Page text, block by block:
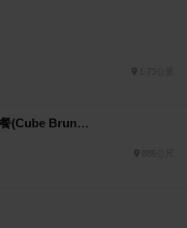
丘比手作土司早午餐(Cube Brunch)